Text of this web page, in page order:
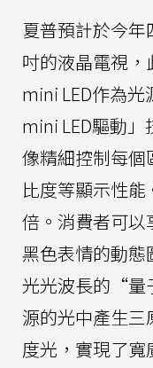
夏普預計於今年
吋的液晶電視
mini LED作為
mini LED驅動
像精細控制每
比度等顯示性
倍。消費者可以
黑色表情的動態
光光波長的“量
源的光中產生
度光，實現了寬